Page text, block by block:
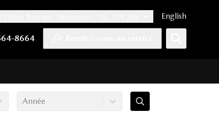
8664
TiktokLinkedIn
compte Instagram
English
Année